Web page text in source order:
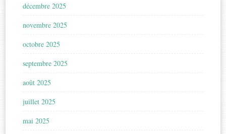
décembre 2025
novembre 2025
octobre 2025
septembre 2025
août 2025
juillet 2025
mai 2025